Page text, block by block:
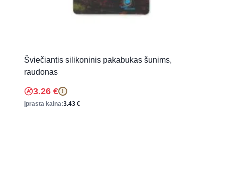
Šviečiantis silikoninis pakabukas šunims,
raudonas
3.26 € !
Įprasta kaina:3.43 €